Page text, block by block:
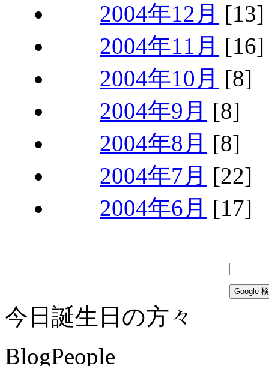
2004年12月 [13]
2004年11月 [16]
2004年10月 [8]
2004年9月 [8]
2004年8月 [8]
2004年7月 [22]
2004年6月 [17]
今日誕生日の方々
BlogPeople